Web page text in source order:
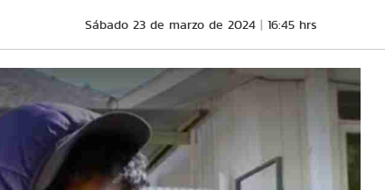
Sábado 23 de marzo de 2024 16:45 hrs